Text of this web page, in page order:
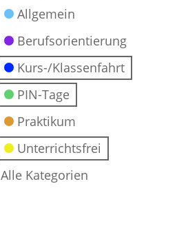
Allgemein
Berufsorientierung
Kurs-/Klassenfahrt
PIN-Tage
Praktikum
Unterrichtsfrei
Alle Kategorien